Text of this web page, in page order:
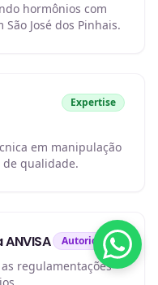
hormônios com
José dos Pinhais.
Expertise
em manipulação
qualidade.
Autoridade
regulamentações